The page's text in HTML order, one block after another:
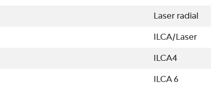
Laser radial
ILCA/Laser
ILCA4
ILCA 6